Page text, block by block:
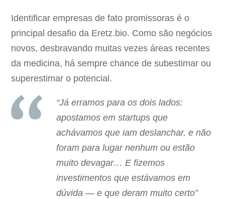
Identificar empresas de fato promissoras é o
principal desafio da Eretz.bio. Como são negócios
novos, desbravando muitas vezes áreas recentes
da medicina, há sempre chance de subestimar ou
superestimar o potencial.
“Já erramos para os dois lados:
apostamos em startups que
achávamos que iam deslanchar, e não
foram para lugar nenhum ou estão
muito devagar… E fizemos
investimentos que estávamos em
dúvida — e que deram muito certo”